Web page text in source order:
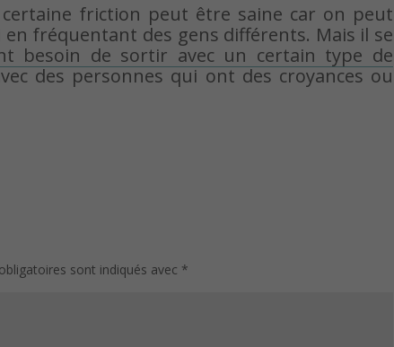
friction peut être saine car on peut
fréquentant des gens différents. Mais il se
besoin de sortir avec un certain type de
des personnes qui ont des croyances ou
sont indiqués avec *